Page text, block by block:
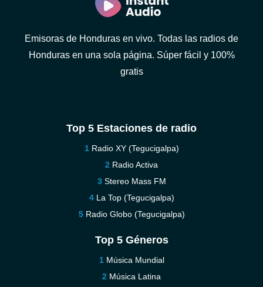
Emisoras de Honduras en vivo. Todas las radios de
Honduras en una sola página. Súper fácil y 100%
gratis
Top 5 Estaciones de radio
Radio XY (Tegucigalpa)
Radio Activa
Stereo Mass FM
La Top (Tegucigalpa)
Radio Globo (Tegucigalpa)
Top 5 Géneros
Música Mundial
Música Latina